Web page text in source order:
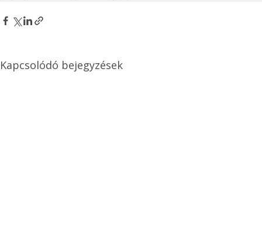
Kapcsolódó bejegyzések